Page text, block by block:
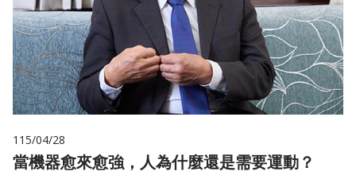
115/04/28
當機器愈來愈強，人為什麼還是需要運動？